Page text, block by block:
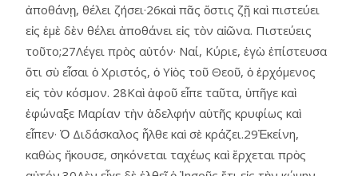
ἀποθάνῃ, θέλει ζήσει·26καὶ πᾶς ὅστις ζῇ καὶ πιστεύει
εἰς ἐμὲ δὲν θέλει ἀποθάνει εἰς τὸν αἰῶνα. Πιστεύεις
τοῦτο;27Λέγει πρὸς αὐτόν· Ναί, Κύριε, ἐγὼ ἐπίστευσα
ὅτι σὺ εἶσαι ὁ Χριστός, ὁ Υἱὸς τοῦ Θεοῦ, ὁ ἐρχόμενος
εἰς τὸν κόσμον. 28Καὶ ἀφοῦ εἶπε ταῦτα, ὑπῆγε καὶ
ἐφώναξε Μαρίαν τὴν ἀδελφήν αὑτῆς κρυφίως καὶ
εἶπεν· Ὁ Διδάσκαλος ἦλθε καὶ σὲ κράζει.29Ἐκείνη,
καθὼς ἤκουσε, σηκόνεται ταχέως καὶ ἔρχεται πρὸς